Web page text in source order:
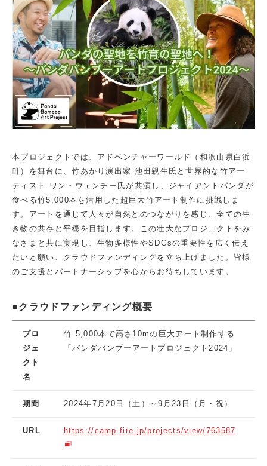
本プロジェクトでは、アドベンチャーワールド（和歌山県白浜
町）を舞台に、竹あかり演出家 池田親生氏と世界的な竹アー
ティスト ワン・ウェンチー氏が共演し、ジャイアントパンダが
食べる竹5,000本を活用した超巨大竹アート制作に挑戦しま
す。アートを通じて人々が自然とのつながりを感じ、全ての生
き物の共存と平穏を目指します。この壮大なプロジェクトをみ
なさまと共に実現し、生物多様性やSDGsの重要性を広く伝え
たいと願い、クラウドファンディングを立ち上げました。皆様
のご支援とパートナーシップを心からお待ちしています。
■クラウドファンディング概要
プロ
ジェ
クト
名
竹 5,000本で高さ10mの巨大アート制作する
「バンダバンブーアートプロジェクト2024」
期間 2024年7月20日（土）～9月23日（月・祝）
URL https://camp-fire.jp/projects/view/763587